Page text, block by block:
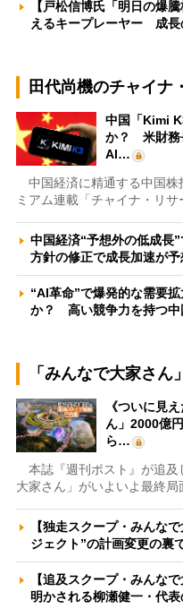
【戸松信博氏「明日の爆
えるキープレーヤー 成
田代尚機のチャイナ
中国「Kimi
か？ 米財務
AI…
中国経済に精通する中国株
ミアム連載「チャイナ・リ
中国経済“予想外の低成
方針の修正で成長加速が
“AI革命”で爆発的な需要
か？ 高い競争力を持つ
「みんなで大家さ
《ついに見
ん」2000億
ら…
本誌『週刊ポスト』が追及
大家さん」がいよいよ最終
【独走スクープ・みんな
ジェクト”の計画変更の裏
【追及スクープ・みんな
明かされる柳瀬健一・代